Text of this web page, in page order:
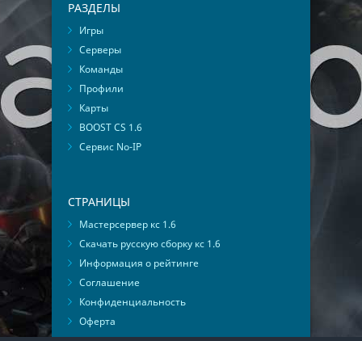
РАЗДЕЛЫ
Игры
Серверы
Команды
Профили
Карты
BOOST CS 1.6
Сервис No-IP
СТРАНИЦЫ
Мастерсервер кс 1.6
Скачать русскую сборку кс 1.6
Информация о рейтинге
Соглашение
Конфиденциальность
Оферта